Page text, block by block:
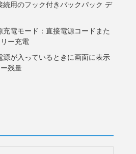
続用のフック付きバックパック デ
充電モード：直接電源コードまた
ー充電
源が入っているときに画面に表示
残量